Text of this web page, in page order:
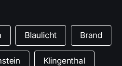
Blaulicht Brand
Klingenthal